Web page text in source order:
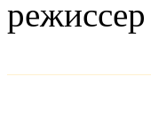
режисcер